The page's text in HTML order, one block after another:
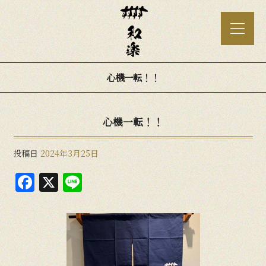
心機一転！！
心機一転！！
投稿日 2024年3月25日
F
a
X
e